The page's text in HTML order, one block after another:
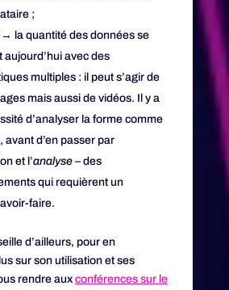
;
→ la quantité des données se
aujourd’hui avec des
multiples : il peut s’agir de
mais aussi de vidéos. Il y a
d’analyser la forme comme
, avant d’en passer par
et l’analyse– des
qui requièrent un
faire.
d’ailleurs, pour en
sur son utilisation et ses
rendre aux conférences sur le